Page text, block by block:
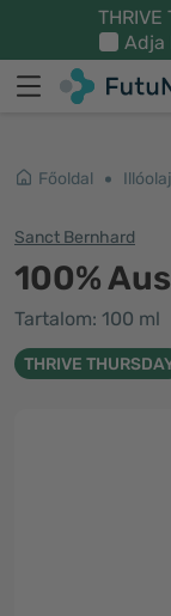
THRIVE
Adja
Főoldal
Sanct Bernhard
100%
Tartalom: 100 ml
THRIVE